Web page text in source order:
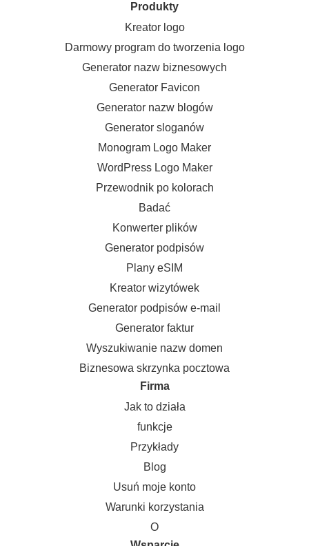
Produkty
Kreator logo
Darmowy program do tworzenia logo
Generator nazw biznesowych
Generator Favicon
Generator nazw blogów
Generator sloganów
Monogram Logo Maker
WordPress Logo Maker
Przewodnik po kolorach
Badać
Konwerter plików
Generator podpisów
Plany eSIM
Kreator wizytówek
Generator podpisów e-mail
Generator faktur
Wyszukiwanie nazw domen
Biznesowa skrzynka pocztowa
Firma
Jak to działa
funkcje
Przykłady
Blog
Usuń moje konto
Warunki korzystania
O